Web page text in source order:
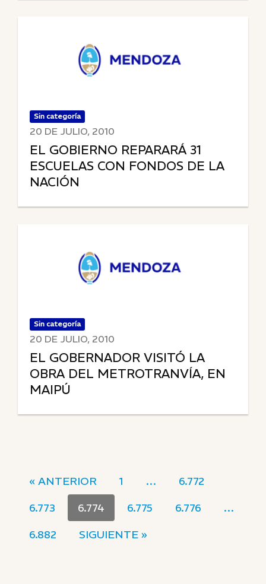
Sin categoría
20 DE JULIO, 2010
EL GOBIERNO REPARARÁ 31
ESCUELAS CON FONDOS DE LA
NACIÓN
Sin categoría
20 DE JULIO, 2010
EL GOBERNADOR VISITÓ LA
OBRA DEL METROTRANVÍA, EN
MAIPÚ
« ANTERIOR 1 …
6.772
6.773
6.774 6.775 6.776
…
6.882
SIGUIENTE »